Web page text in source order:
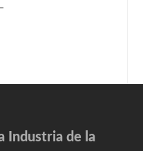
Industria de la